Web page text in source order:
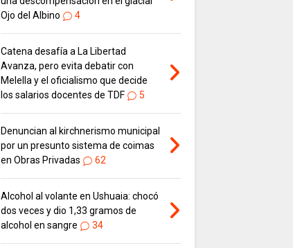
Ojo del Albino
4
Catena desafía a La Libertad
Avanza, pero evita debatir con
Melella y el oficialismo que decide
los salarios docentes de TDF
5
Denuncian al kirchnerismo municipal
por un presunto sistema de coimas
en Obras Privadas
62
Alcohol al volante en Ushuaia: chocó
dos veces y dio 1,33 gramos de
alcohol en sangre
34